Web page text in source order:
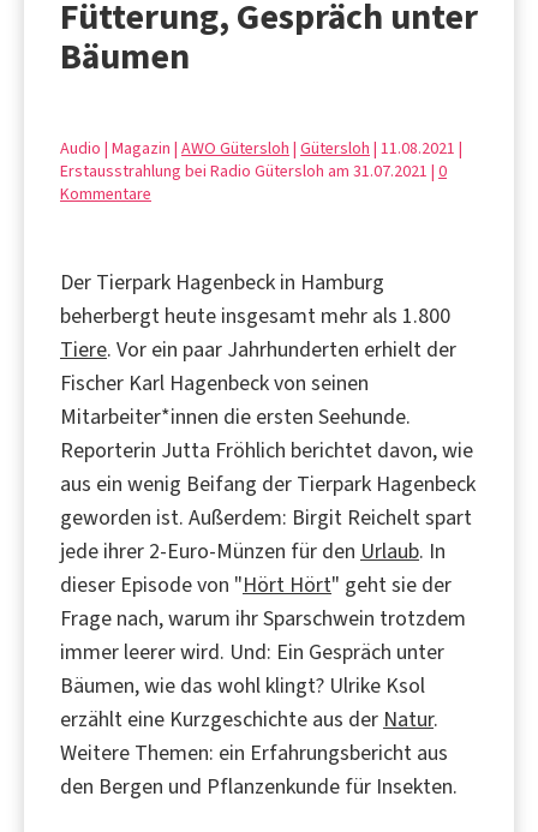
Fütterung, Gespräch unter
Bäumen
Audio | Magazin | AWO Gütersloh | Gütersloh | 11.08.2021 |
Erstausstrahlung bei Radio Gütersloh am 31.07.2021 | 0
Kommentare
Der Tierpark Hagenbeck in Hamburg
beherbergt heute insgesamt mehr als 1.800
Tiere. Vor ein paar Jahrhunderten erhielt der
Fischer Karl Hagenbeck von seinen
Mitarbeiter*innen die ersten Seehunde.
Reporterin Jutta Fröhlich berichtet davon, wie
aus ein wenig Beifang der Tierpark Hagenbeck
geworden ist. Außerdem: Birgit Reichelt spart
jede ihrer 2-Euro-Münzen für den Urlaub. In
dieser Episode von "Hört Hört" geht sie der
Frage nach, warum ihr Sparschwein trotzdem
immer leerer wird. Und: Ein Gespräch unter
Bäumen, wie das wohl klingt? Ulrike Ksol
erzählt eine Kurzgeschichte aus der Natur.
Weitere Themen: ein Erfahrungsbericht aus
den Bergen und Pflanzenkunde für Insekten.